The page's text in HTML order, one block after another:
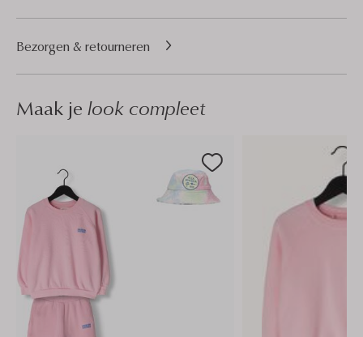
Bezorgen & retourneren
Maak je look compleet